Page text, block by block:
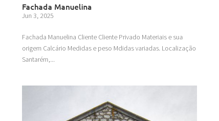
Fachada Manuelina
Jun 3, 2025
Fachada Manuelina Cliente Cliente Privado Materiais e sua
origem Calcário Medidas e peso Mdidas variadas. Localização
Santarém,...